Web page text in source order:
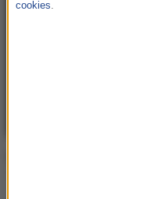
cookies